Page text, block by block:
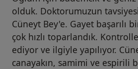
olduk. Doktorumuzun
Cüneyt Bey'e. Gayet başarılı
çok hızlı toparlandık.
ediyor ve ilgiyle yapılıyor.
canayakın, samimi ve espirili